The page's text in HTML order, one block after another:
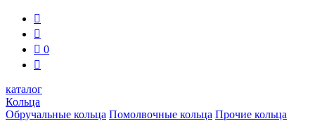


 0

каталог
Кольца
Обручальные кольца Помолвочные кольца Прочие кольца